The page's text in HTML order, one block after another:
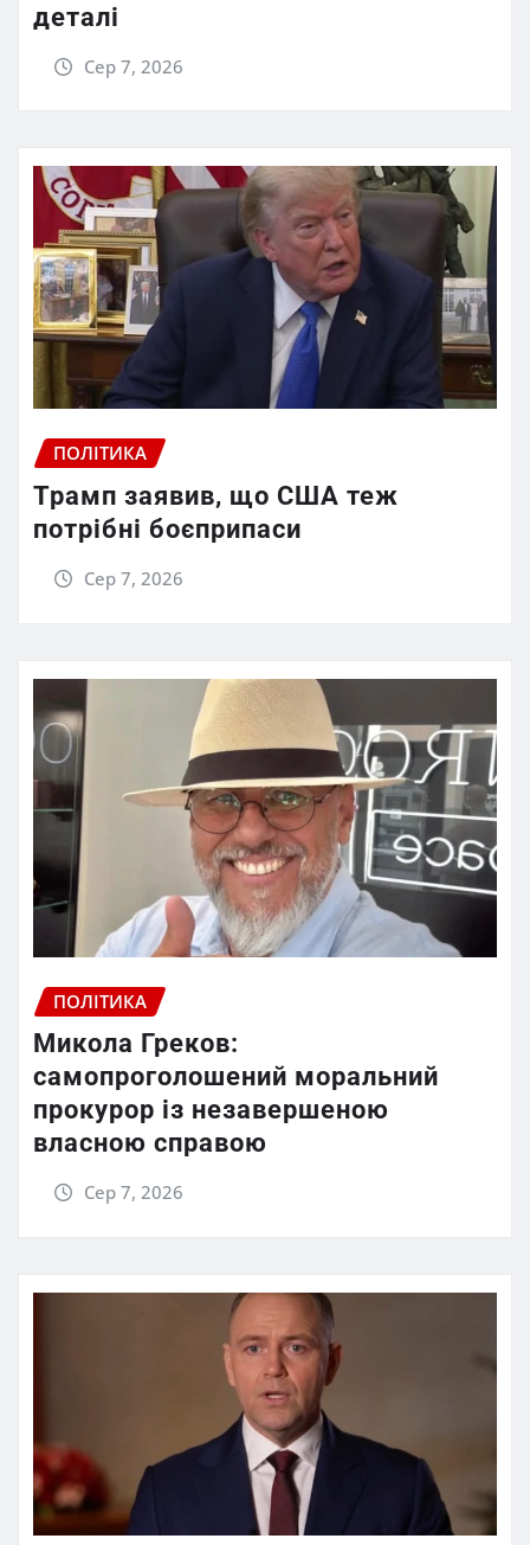
деталі
Сер 7, 2026
ПОЛІТИКА
Трамп заявив, що США теж
потрібні боєприпаси
Сер 7, 2026
ПОЛІТИКА
Микола Греков:
самопроголошений моральний
прокурор із незавершеною
власною справою
Сер 7, 2026